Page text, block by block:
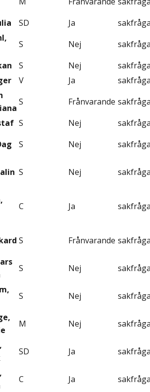
SD Ja
S Nej
S Nej
V Ja
S Frånvarande
S Nej
S Nej
S Nej
C Ja
S Frånvarande
S Nej
S Nej
M Nej
SD Ja
C Ja